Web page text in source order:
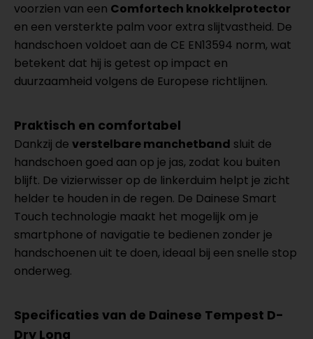
voorzien van een Comfortech knokkelprotector
en een versterkte palm voor extra slijtvastheid. De
handschoen voldoet aan de CE EN13594 norm, wat
betekent dat hij is getest op impact en
duurzaamheid volgens de Europese richtlijnen.
Praktisch en comfortabel
Dankzij de verstelbare manchetband sluit de
handschoen goed aan op je jas, zodat kou buiten
blijft. De vizierwisser op de linkerduim helpt je zicht
helder te houden in de regen. De Dainese Smart
Touch technologie maakt het mogelijk om je
smartphone of navigatie te bedienen zonder je
handschoenen uit te doen, ideaal bij een snelle stop
onderweg.
Specificaties van de Dainese Tempest D-
Dry Long